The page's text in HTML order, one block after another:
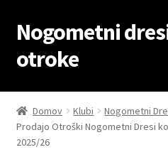
Skip
to
navigation
Skip
to
content
Nogometni
otroke
Domov
Blog
Domov Klubi Nogometni
Prodajo Otroški Nogometni Dresi
2025/26